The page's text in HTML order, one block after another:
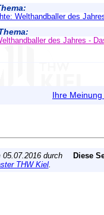
Welthandballer des
des Jahres -
Ihre
durch
THW Kiel.
Diese